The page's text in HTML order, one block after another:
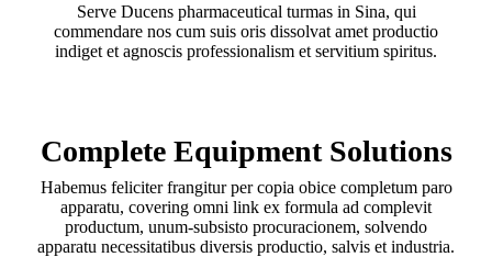
Serve Ducens pharmaceutical turmas in Sina, qui
commendare nos cum suis oris dissolvat amet productio
indiget et agnoscis professionalism et servitium spiritus.
Complete Equipment Solutions
Habemus feliciter frangitur per copia obice completum paro
apparatu, covering omni link ex formula ad complevit
productum, unum-subsisto procuracionem, solvendo
apparatu necessitatibus diversis productio, salvis et industria.